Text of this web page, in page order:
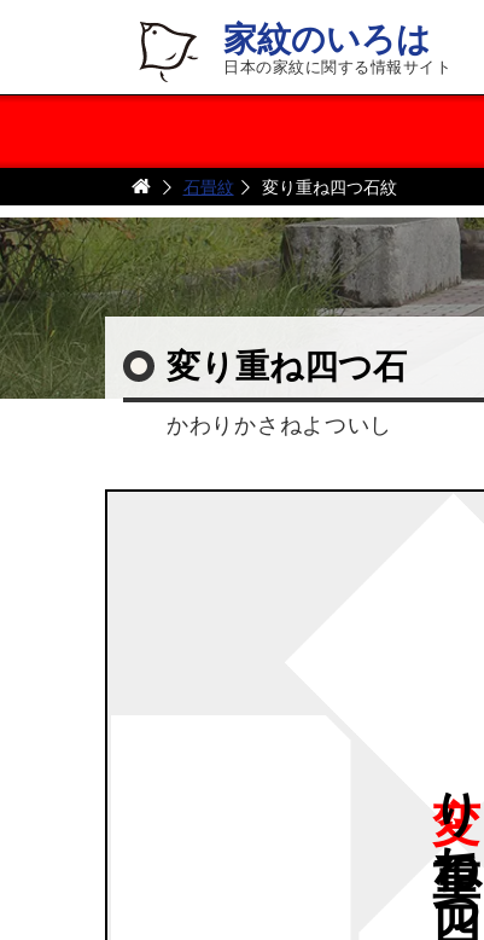
家紋のいろは
日本の家紋に関する情報サイト
石畳紋 変り重ね四つ石紋
変り重ね四つ石
かわりかさねよついし
石